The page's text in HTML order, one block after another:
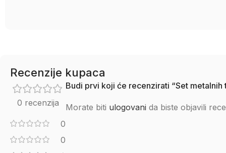
Recenzije kupaca
0 recenzija
0
0
Budi prvi koji će recenzirati “Set
Morate biti ulogovani da biste objavili